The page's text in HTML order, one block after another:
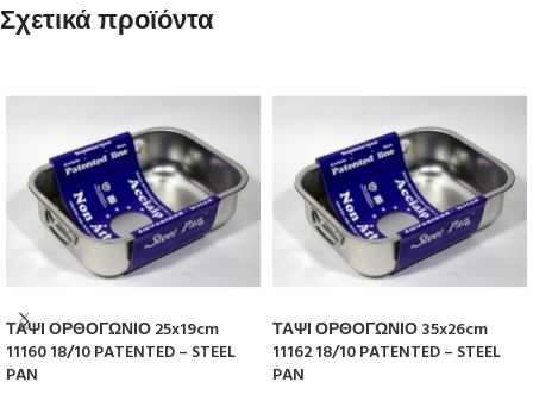
Σχετικά προϊόντα
ΤΑΨΙ ΟΡΘΟΓΩΝΙΟ 25x19cm
11160 18/10 PATENTED – STEEL
PAN
ΤΑΨΙ ΟΡΘΟΓΩΝΙΟ 35x26cm
11162 18/10 PATENTED – STEEL
PAN